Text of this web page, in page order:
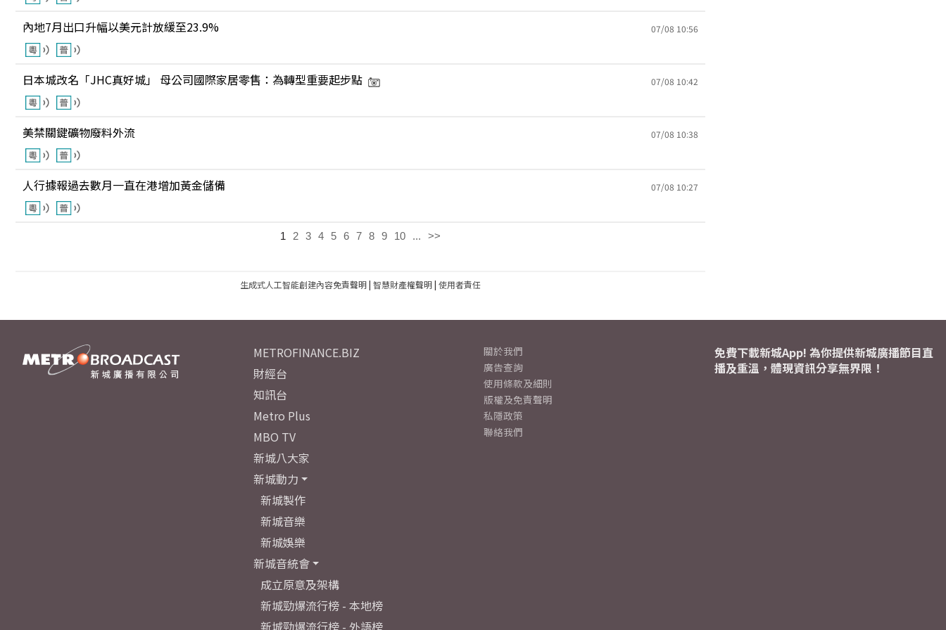
內地7月出口升幅以美元計放緩至23.9% 07/08 10:56
日本城改名「JHC真好城」 母公司國際家居零售：為轉型重要起步點 07/08 10:42
美禁關鍵礦物廢料外流 07/08 10:38
人行據報過去數月一直在港增加黃金儲備 07/08 10:27
1 2 3 4 5 6 7 8 9 10 ... >>
生成式人工智能創建內容免責聲明| 智慧財產權聲明| 使用者責任
METROFINANCE.BIZ
財經台
知訊台
Metro Plus
MBO TV
新城八大家
新城動力
新城製作
新城音樂
新城娛樂
新城音統會
成立原意及架構
新城勁爆流行榜 - 本地榜
新城勁爆流行榜 - 外語榜
關於我們
廣告查詢
使用條款及細則
版權及免責聲明
私隱政策
聯絡我們
免費下載新城App! 為你提供新城廣播節目直
播及重溫，體現資訊分享無界限！